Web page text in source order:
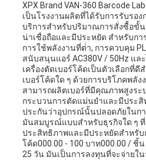
XPX Brand VAN-360 Barcode
เป็นโรงงานผลิตที่ได้รับการรับรอง
บริการสําหรับปริมาณการสั่งซื้อขั้
น่าเชื่อถือและมีประหยัด สําหรับก
การใช้พลังงานที่ต่ํา, การควบคุม
สนับสนุนแอร์ AC380V / 50Hz แล
เครื่องตัดเบอร์โค้ดเป็นตัวเลือกที่
เบอร์โค้ดใด ๆ ด้วยการบริโภคพลัง
สามารถผลิตเบอร์ที่มีคุณภาพสูงระ
กระบวนการตัดแม่นยําและมีประสิ
ประกันว่าอุปกรณ์นั้นปลอดภัยในก
มันสมบูรณ์แบบสําหรับธุรกิจใด ๆ
ประสิทธิภาพและมีประหยัดสําหรั
โค้ด000.00 - 100 บาท000.00 / ชิ้
25 วัน มันเป็นการลงทุนที่จะจ่ายใน